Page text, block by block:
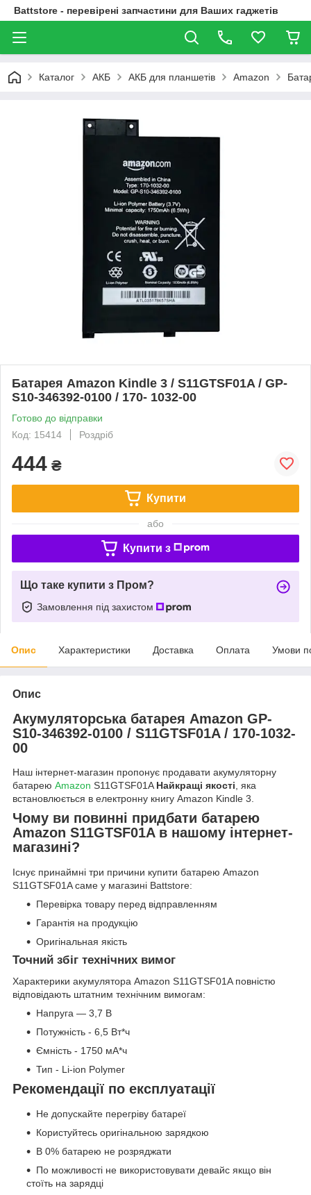
Battstore - перевірені запчастини для Ваших гаджетів
Каталог АКБ АКБ для планшетів Amazon
Батарея Amazon Kindle 3 / S11GTSF01A / GP-
S10-346392-0100 / 170- 1032-00
Готово до відправки
Код: 15414
Роздріб
444 ₴
Купити
або
Купити з
Що таке купити з Пром?
Замовлення під захистом
Опис Характеристики Доставка Оплата Умови
Опис
Акумуляторська батарея Amazon GP-
S10-346392-0100 / S11GTSF01A / 170-1032-
00
Наш інтернет-магазин пропонує продавати акумуляторну
батарею Amazon S11GTSF01AНайкращі якості, яка
встановлюється в електронну книгу Amazon Kindle 3.
Чому ви повинні придбати батарею
Amazon S11GTSF01A в нашому інтернет-
магазині?
Існує принаймні три причини купити батарею Amazon
S11GTSF01A саме у магазині Battstore:
Перевірка товару перед відправленням
Гарантія на продукцію
Оригінальная якість
Точний збіг технічних вимог
Характерики акумулятора Amazon S11GTSF01A повністю
відповідають штатним технічним вимогам:
Напруга — 3,7 В
Потужність - 6,5 Вт*ч
Ємність - 1750 мА*ч
Тип - Li-ion Polymer
Рекомендації по експлуатації
Не допускайте перегріву батареї
Користуйтесь оригінальною зарядкою
В 0% батарею не розряджати
По можливості не використовувати девайс якщо він
стоїть на зарядці